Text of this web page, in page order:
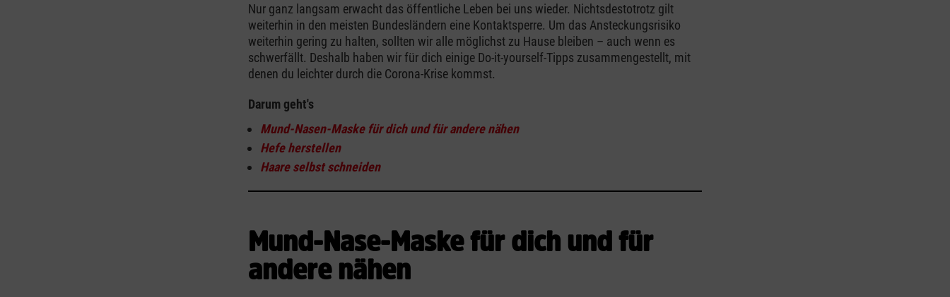
Nur ganz langsam erwacht das öffentliche Leben bei uns wieder. Nichtsdestotrotz gilt
weiterhin in den meisten Bundesländern eine Kontaktsperre. Um das Ansteckungsrisiko
weiterhin gering zu halten, sollten wir alle möglichst zu Hause bleiben – auch wenn es
schwerfällt. Deshalb haben wir für dich einige Do-it-yourself-Tipps zusammengestellt, mit
denen du leichter durch die Corona-Krise kommst.
Darum geht's
Mund-Nasen-Maske für dich und für andere nähen
Hefe herstellen
Haare selbst schneiden
Mund-Nase-Maske für dich und für
andere nähen